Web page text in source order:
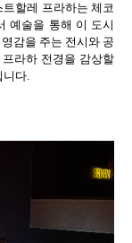
트할레 프라하는 체코
예술을 통해 이 도시
감을 주는 전시와 공
라하 전경을 감상할
니다.